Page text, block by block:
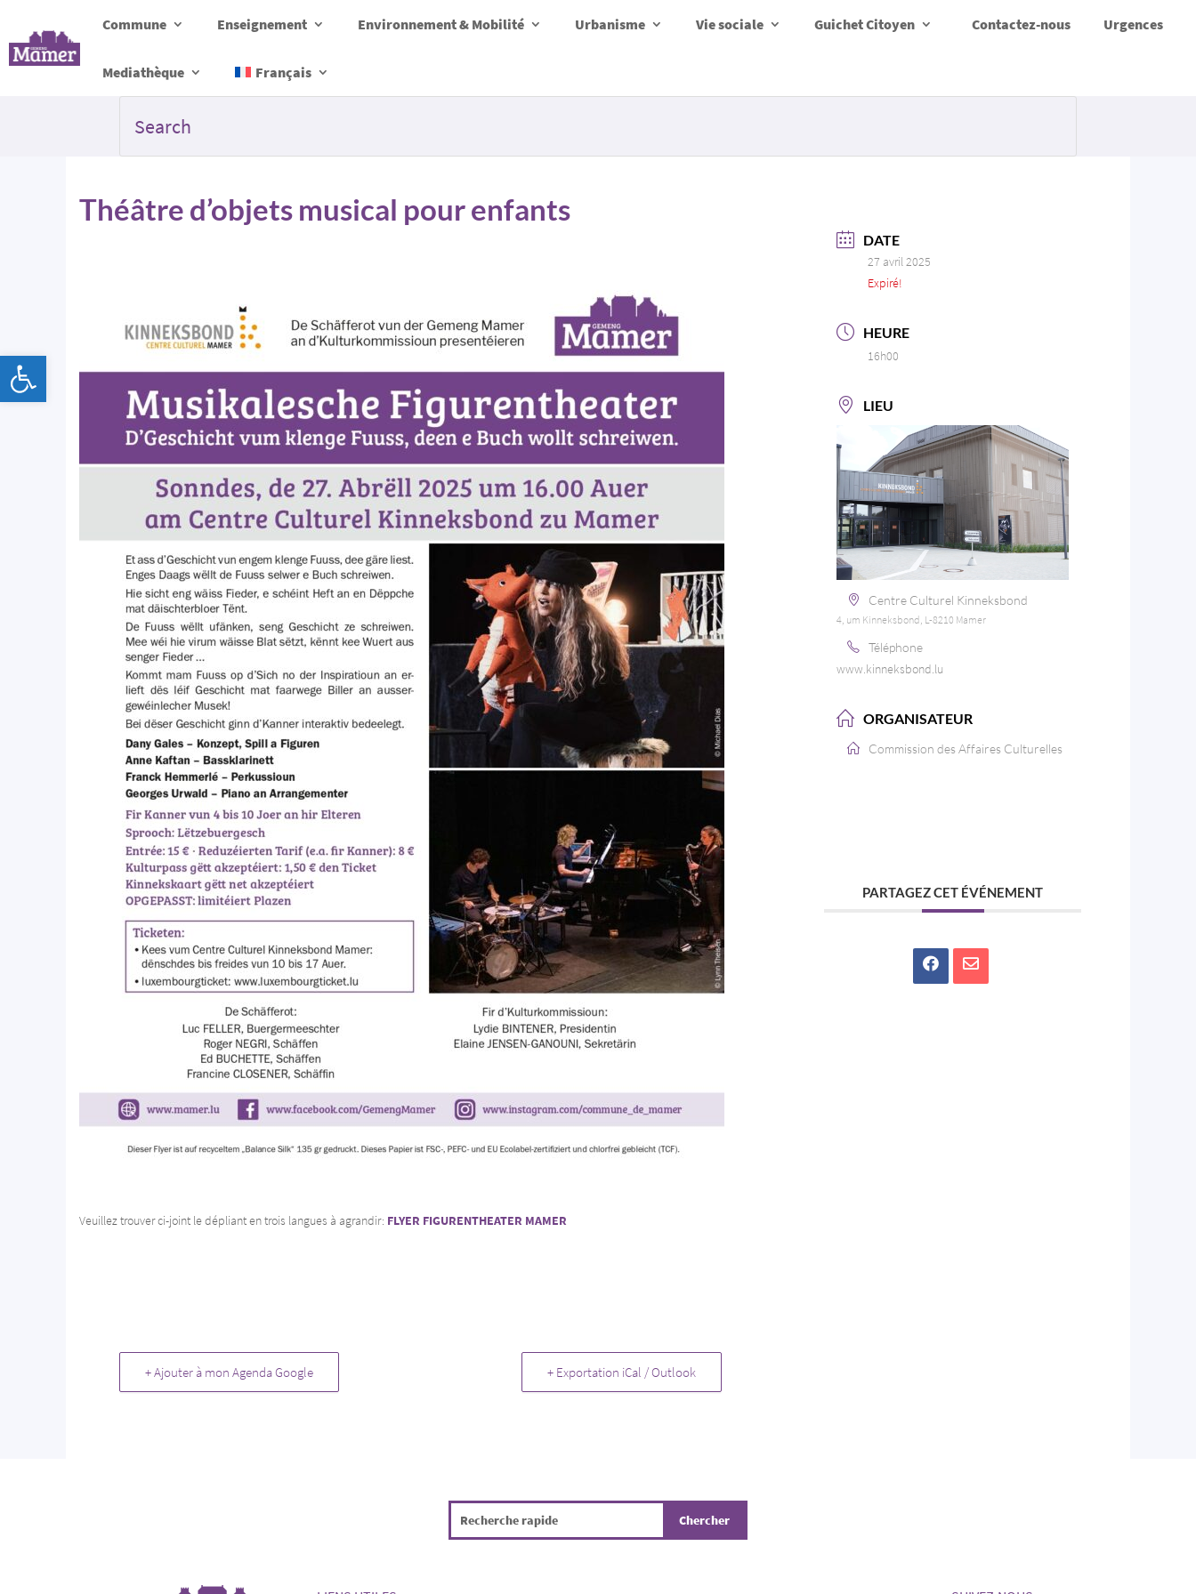
Commune Enseignement Environnement & Mobilité Urbanisme Vie sociale Guichet Citoyen Contactez-nous Urgences
Mediathèque Français
Théâtre d’objets musical pour enfants
Veuillez trouver ci-joint le dépliant en trois langues à agrandir: FLYER FIGURENTHEATER MAMER
+ Ajouter à mon Agenda Google + Exportation iCal / Outlook
DATE
27 avril 2025
Expiré!
HEURE
16h00
LIEU
Centre Culturel Kinneksbond
4, um Kinneksbond, L-8210 Mamer
Téléphone
www.kinneksbond.lu
ORGANISATEUR
Commission des Affaires Culturelles
PARTAGEZ CET ÉVÉNEMENT
Ouvrir la barre d’outils